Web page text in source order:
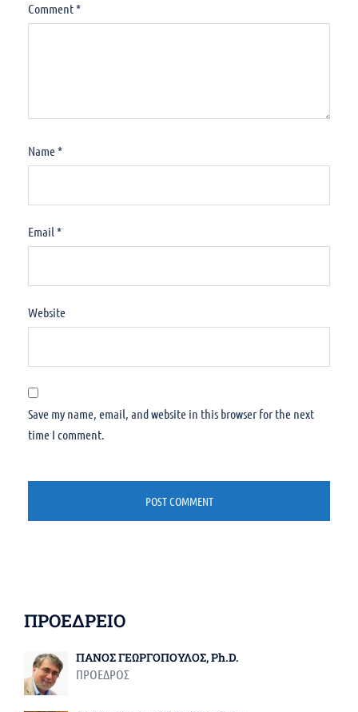
Comment*
Name*
Email *
Website
Save my name, email, and website in this browser for the next
time I comment.
ΠΡΟΕΔΡΕΙΟ
ΠΑΝΟΣ ΓΕΩΡΓΟΠΟΥΛΟΣ, Ph.D.
ΠΡΟΕΔΡΟΣ